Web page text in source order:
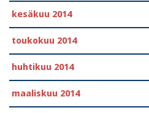
kesäkuu 2014
toukokuu 2014
huhtikuu 2014
maaliskuu 2014